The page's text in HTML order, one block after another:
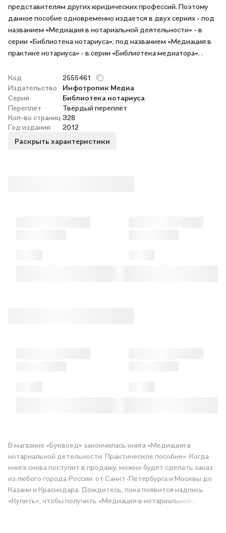
представителям других юридических профессий. Поэтому
данное пособие одновременно издается в двух сериях - под
названием «Медиация в нотариальной деятельности» - в
серии «Библиотека нотариуса»; под названием «Медиация в
практике нотариуса» - в серии «Библиотека медиатора». .
Код
2555461
Издательство
Инфотропик Медиа
Серия
Библиотека нотариуса
Переплет
Твёрдый переплёт
Кол-во страниц 328
Год издания
2012
Раскрыть характеристики
В магазине «Буквоед» закончилась книга «Медиация в
нотариальной детельности. Практическое пособие». Когда
книга снова поступит в продажу, можно будет сделать заказ
из любого города России: от Санкт-Петербурга и Москвы до
Казани и Краснодара. Дождитесь, пока появится надпись
«Купить», чтобы получить «Медиация в нотариальной